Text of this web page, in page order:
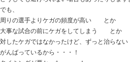
モートン病 など足の問題を抱え
腰の痛み 首肩の痛み 股関
他のお悩みも持っている方が多
ここで、モートン病の施術が上